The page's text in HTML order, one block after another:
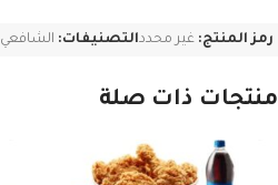
رمز المنتج: غير محددالتصنيفات: الشافعي
منتجات ذات صلة